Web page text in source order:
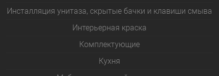
Инсталляция унитаза, скрытые бачки и клавиши смыва
Интерьерная краска
Комплектующие
Кухня